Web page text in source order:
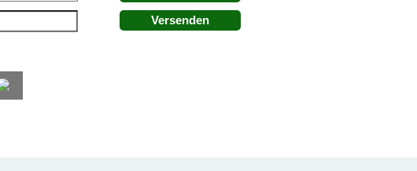
Versenden